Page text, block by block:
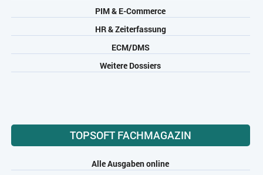
PIM & E-Commerce
HR & Zeiterfassung
ECM/DMS
Weitere Dossiers
TOPSOFT FACHMAGAZIN
Alle Ausgaben online